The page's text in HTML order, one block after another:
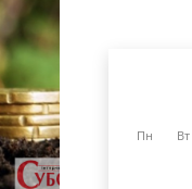
Пн Вт